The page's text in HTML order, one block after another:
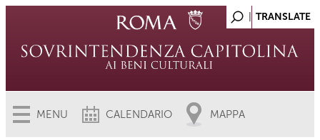
MENU CALENDARIO MAPPA